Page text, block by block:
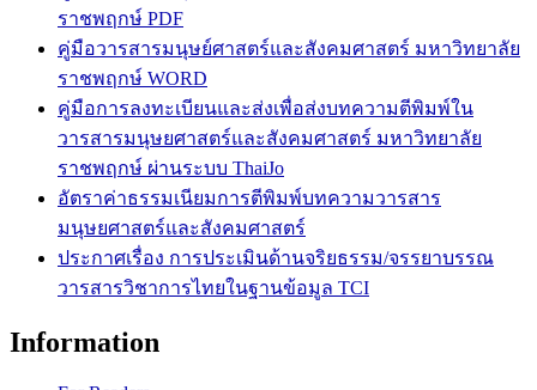
ราชพฤกษ์ PDF
คู่มือวารสารมนุษย์ศาสตร์และสังคมศาสตร์ มหาวิทยาลัย
ราชพฤกษ์ WORD
คู่มือการลงทะเบียนและส่งเพื่อส่งบทความตีพิมพ์ใน
วารสารมนุษยศาสตร์และสังคมศาสตร์ มหาวิทยาลัย
ราชพฤกษ์ ผ่านระบบ ThaiJo
อัตราค่าธรรมเนียมการตีพิมพ์บทความวารสาร
มนุษยศาสตร์และสังคมศาสตร์
ประกาศเรื่อง การประเมินด้านจริยธรรม/จรรยาบรรณ
วารสารวิชาการไทยในฐานข้อมูล TCI
Information